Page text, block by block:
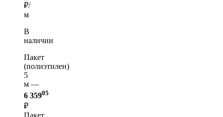
₽/
м
В
наличии
Пакет
(полиэтилен)
5
м —
6 35905
₽
Пакет